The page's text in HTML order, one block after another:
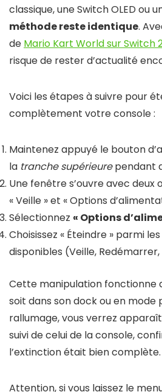
classique, une Switch OLED ou
méthode reste identique.
de Mario Kart World sur Switch
risque de rester d’actualité
Voici les étapes à suivre pour
complètement votre console :
Maintenez appuyé le bouton
la tranche supérieurependant
Une fenêtre s’ouvre avec deux
« Veille » et « Options
Sélectionnez « Options
Choisissez « Éteindre » parmi
disponibles (Veille,
Cette manipulation fonctionne
soit dans son dock ou en mode
rallumage, vous verrez
suivi de celui de la console,
l’extinction était bien complète.
Attention, si vous laissez le